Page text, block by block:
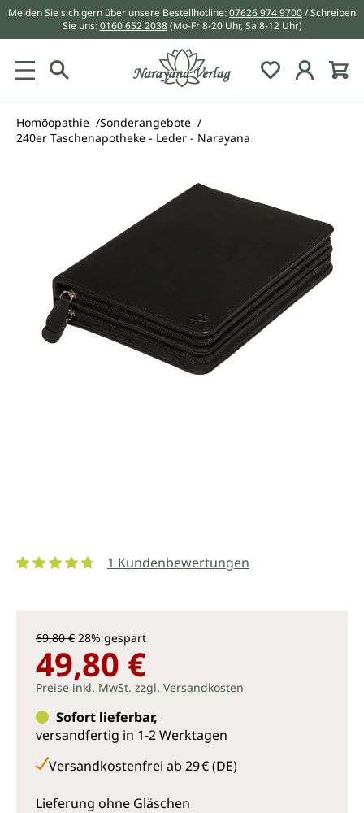
springen
Melden Sie sich gern über unsere Bestellhotline:07626 974 9700/ Schreiben
Sie uns:0160 652 2038 (Mo-Fr 8-20 Uhr, Sa 8-12 Uhr)
Du hast 0
Homöopathie
Sonderangebote
240er Taschenapotheke - Leder - Narayana
1 Kundenbewertungen
69,80 € 28% gespart
49,80 €
Preise inkl. MwSt. zzgl. Versandkosten
Sofort lieferbar,
versandfertig in 1-2 Werktagen
Versandkostenfrei ab 29 € (DE)
Lieferung ohne Gläschen